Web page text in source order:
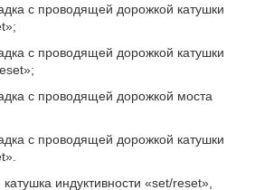
с проводящей дорожкой катушки
с проводящей дорожкой катушки
с проводящей дорожкой моста
с проводящей дорожкой катушки
индуктивности «set/reset»,